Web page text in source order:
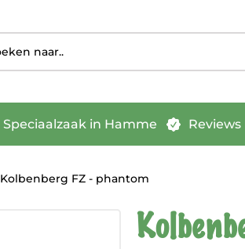
Speciaalzaak in Hamme
Kolbenberg FZ - phantom